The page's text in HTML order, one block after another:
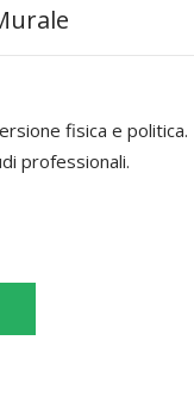
fisica e politica.
professionali.